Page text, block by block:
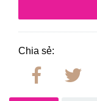
Chia sẻ: